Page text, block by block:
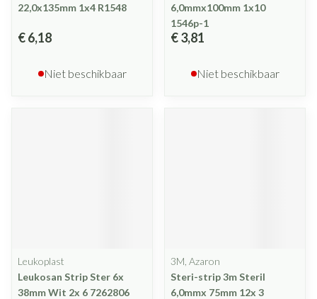
22,0x135mm 1x4 R1548
€ 6,18
Niet beschikbaar
6,0mmx100mm 1x10
1546p-1
€ 3,81
Niet beschikbaar
Leukoplast
Leukosan Strip Ster 6x
38mm Wit 2x 6 7262806
3M, Azaron
Steri-strip 3m Steril
6,0mmx 75mm 12x 3